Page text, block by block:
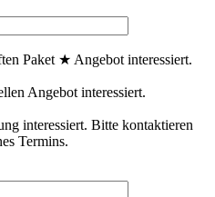
Paket ★ Angebot interessiert.
Angebot interessiert.
interessiert. Bitte kontaktieren
Termins.